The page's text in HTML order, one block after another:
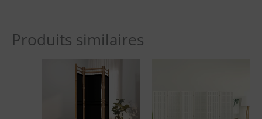
t
Produits similaires